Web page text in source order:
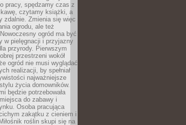
pracy, spędzamy czas z
czytamy książki, a
zdalnie. Zmienia się więc
ogrodu, ale też
ogród ma być
w pielęgnacji i przyjazny
przyrody. Pierwszym
przestrzeni wokół
ogród nie musi wyglądać
realizacji, by spełniał
najważniejsze
życia domowników.
będzie potrzebowała
do zabawy i
Osoba pracująca
zakątku z cieniem i
roślin skupi się na